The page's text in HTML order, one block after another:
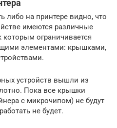
либо на принтере видно, что
имеются различные
ограничивается
элементами: крышками,
устройств вышли из
Пока все крышки
с микрочипом) не будут
не будет.